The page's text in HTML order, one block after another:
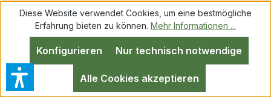
Diese Website verwendet Cookies, um eine bestmögliche
Erfahrung bieten zu können. Mehr Informationen ...
Nur technisch notwendige
Konfigurieren
Alle Cookies akzeptieren